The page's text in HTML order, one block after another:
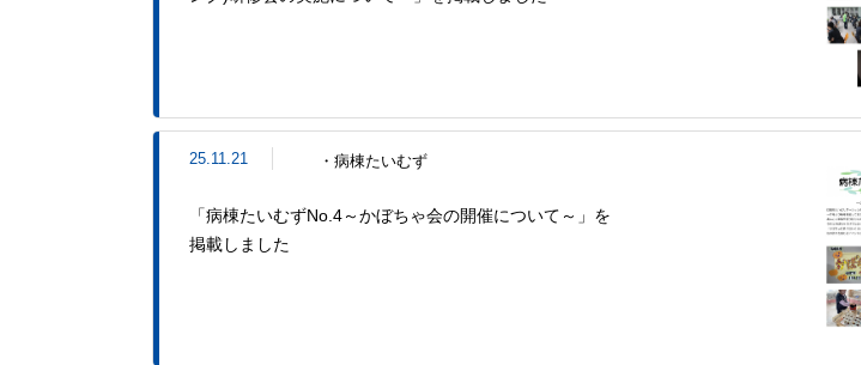
25.11.21 ・病棟たいむず
「病棟たいむずNo.4～かぼちゃ会の開催について～」を
掲載しました